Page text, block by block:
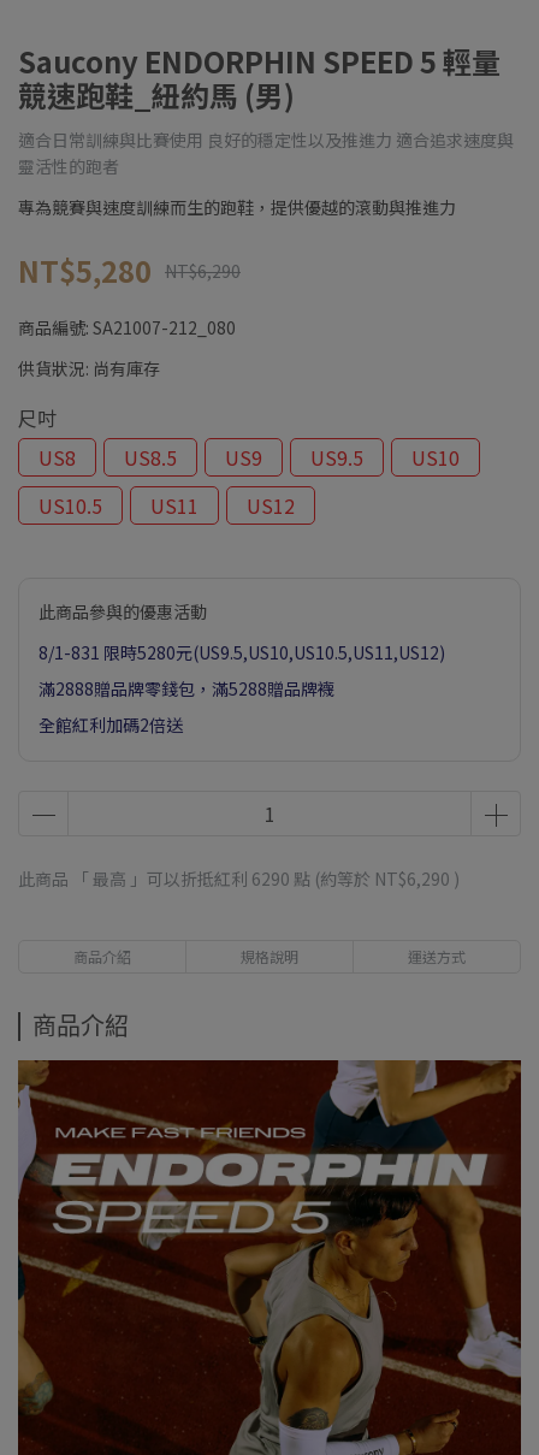
Saucony ENDORPHIN SPEED 5 輕量
競速跑鞋_紐約馬 (男)
適合日常訓練與比賽使用 良好的穩定性以及推進力 適合追求速度與
靈活性的跑者
專為競賽與速度訓練而生的跑鞋，提供優越的滾動與推進力
NT$5,280 NT$6,290
商品編號: SA21007-212_080
供貨狀況: 尚有庫存
尺吋
US8
US8.5 US9 US9.5
US10
US10.5
US11 US12
此商品參與的優惠活動
8/1-831 限時5280元(US9.5,US10,US10.5,US11,US12)
滿2888贈品牌零錢包，滿5288贈品牌襪
全館紅利加碼2倍送
此商品 「 最高 」可以折抵紅利 6290 點 (約等於 NT$6,290 )
商品介紹 規格說明 運送方式
商品介紹